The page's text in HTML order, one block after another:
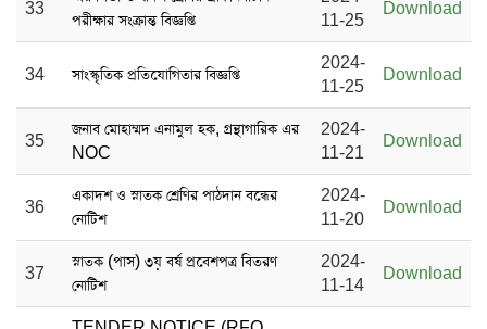
33
পরীক্ষার সংক্রান্ত বিজ্ঞপ্তি
11-25
Download
34 সাংস্কৃতিক প্রতিযোগিতার বিজ্ঞপ্তি
2024-
11-25
Download
35
জনাব মোহাম্মদ এনামুল হক, গ্রন্থাগারিক এর
NOC
2024-
11-21
Download
36
একাদশ ও স্নাতক শ্রেণির পাঠদান বন্ধের
নোটিশ
2024-
11-20
Download
37
স্নাতক (পাস) ৩য় বর্ষ প্রবেশপত্র বিতরণ
নোটিশ
2024-
11-14
Download